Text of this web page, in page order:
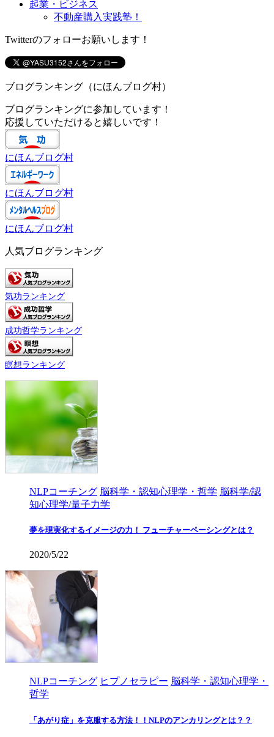
起業・ビジネス
不動産購入実践塾！
Twitterのフォローお願いします！
ブログランキング（にほんブログ村）
ブログランキングに参加しています！
応援していただけると嬉しいです！
にほんブログ村
にほんブログ村
にほんブログ村
人気ブログランキング
気功ランキング
成功哲学ランキング
瞑想ランキング
NLPコーチング 脳科学・認知心理学・哲学 脳科学/認
知心理学/量子力学
夢を現実化するイメージの力！ フューチャーペーシングとは？
2020/5/22
NLPコーチング ヒプノセラピー 脳科学・認知心理学・
哲学
「あがり症」を克服する方法！！NLPのアンカリングとは？？